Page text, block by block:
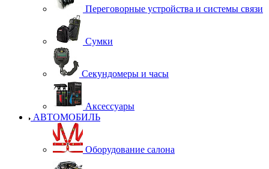
Переговорные устройства и системы связи
Сумки
Секундомеры и часы
Аксессуары
АВТОМОБИЛЬ
Оборудование салона